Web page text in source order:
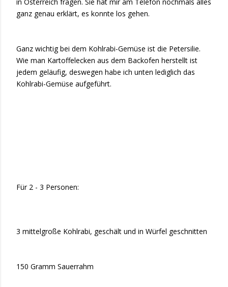
ganz genau erklärt, es konnte los gehen.
Ganz wichtig bei dem Kohlrabi-Gemüse ist die Petersilie.
Wie man Kartoffelecken aus dem Backofen herstellt ist
jedem geläufig, deswegen habe ich unten lediglich das
Kohlrabi-Gemüse aufgeführt.
Für 2 - 3 Personen:
3 mittelgroße Kohlrabi, geschält und in Würfel geschnitten
150 Gramm Sauerrahm